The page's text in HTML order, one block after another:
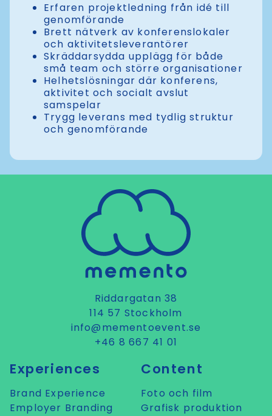
Erfaren projektledning från idé till
genomförande
Brett nätverk av konferenslokaler
och aktivitetsleverantörer
Skräddarsydda upplägg för både
små team och större organisationer
Helhetslösningar där konferens,
aktivitet och socialt avslut
samspelar
Trygg leverans med tydlig struktur
och genomförande
Riddargatan 38
114 57 Stockholm
info@mementoevent.se
+46 8 667 41 01
Experiences
Brand Experience
Employer Branding
Content
Foto och film
Grafisk produktion